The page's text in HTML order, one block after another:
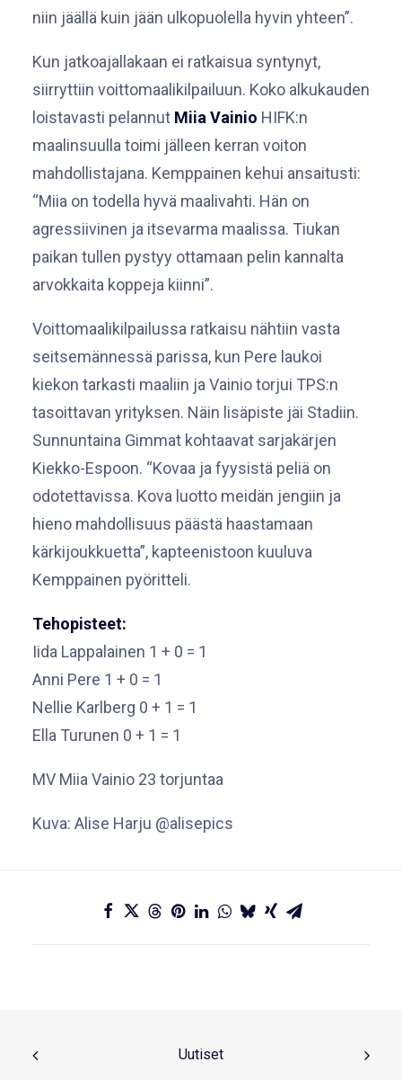
niin jäällä kuin jään ulkopuolella hyvin yhteen”.
Kun jatkoajallakaan ei ratkaisua syntynyt,
siirryttiin voittomaalikilpailuun. Koko alkukauden
loistavasti pelannut Miia Vainio HIFK:n
maalinsuulla toimi jälleen kerran voiton
mahdollistajana. Kemppainen kehui ansaitusti:
“Miia on todella hyvä maalivahti. Hän on
agressiivinen ja itsevarma maalissa. Tiukan
paikan tullen pystyy ottamaan pelin kannalta
arvokkaita koppeja kiinni”.
Voittomaalikilpailussa ratkaisu nähtiin vasta
seitsemännessä parissa, kun Pere laukoi
kiekon tarkasti maaliin ja Vainio torjui TPS:n
tasoittavan yrityksen. Näin lisäpiste jäi Stadiin.
Sunnuntaina Gimmat kohtaavat sarjakärjen
Kiekko-Espoon. “Kovaa ja fyysistä peliä on
odotettavissa. Kova luotto meidän jengiin ja
hieno mahdollisuus päästä haastamaan
kärkijoukkuetta”, kapteenistoon kuuluva
Kemppainen pyöritteli.
Tehopisteet:
Iida Lappalainen 1 + 0 = 1
Anni Pere 1 + 0 = 1
Nellie Karlberg 0 + 1 = 1
Ella Turunen 0 + 1 = 1
MV Miia Vainio 23 torjuntaa
Kuva: Alise Harju @alisepics
Uutiset